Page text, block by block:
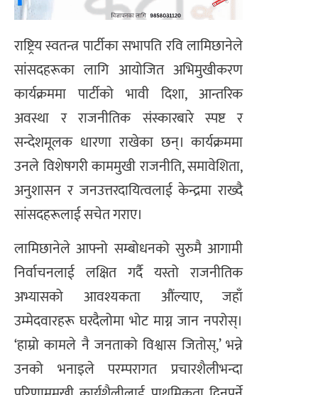
राष्ट्रिय स्वतन्त्र पार्टीका सभापति रवि लामिछानेले
सांसदहरूका लागि आयोजित अभिमुखीकरण
कार्यक्रममा पार्टीको भावी दिशा, आन्तरिक
अवस्था र राजनीतिक संस्कारबारे स्पष्ट र
सन्देशमूलक धारणा राखेका छन्। कार्यक्रममा
उनले विशेषगरी काममुखी राजनीति, समावेशिता,
अनुशासन र जनउत्तरदायित्वलाई केन्द्रमा राख्दै
सांसदहरूलाई सचेत गराए।
लामिछानेले आफ्नो सम्बोधनको सुरुमै आगामी
निर्वाचनलाई लक्षित गर्दै यस्तो राजनीतिक
अभ्यासको आवश्यकता औंल्याए, जहाँ
उम्मेदवारहरू घरदैलोमा भोट माग्न जान नपरोस्।
‘हाम्रो कामले नै जनताको विश्वास जितोस्,’ भन्ने
उनको भनाइले परम्परागत प्रचारशैलीभन्दा